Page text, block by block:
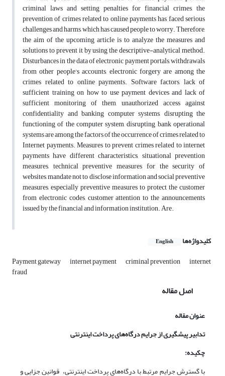
criminal laws and setting penalties for financial crimes, the
prevention of crimes related to online payments has faced serious
challenges and harms, which has caused people to worry. Therefore,
the aim of the upcoming article is to analyze the measures and
solutions to prevent it by using the descriptive-analytical method.
Disturbances in the data of electronic payment portals, withdrawals
from other people's accounts, electronic forgery are among the
crimes related to online payments. Software factors, lack of
sufficient training on how to use payment devices and lack of
sufficient monitoring of them, unauthorized access against
confidentiality and banking computer systems, disrupting the
functioning of the computer system, disrupting bank operational
systems are among the factors of the occurrence of crimes related to
Internet payments. Measures to prevent crimes related to internet
payments have different characteristics, situational prevention
measures, technical preventive measures for the security of
websites, mandate not to disclose information and social preventive
measures, especially preventive measures to protect the customer
from electronic codes, customer attention to the announcements
issued by the financial and information institution. Are.
کلیدواژه‌ها English
Payment gateway internet payment criminal prevention internet
fraud
اصل مقاله
عنوان مقاله
تدابیرپیشگیری از جرایم درگاه‌های پرداخت اینترنتی
چکیده:
با گسترش جرایم مرتبط با درگاه‌های پرداخت اینترنتی، قوانین جزایی و